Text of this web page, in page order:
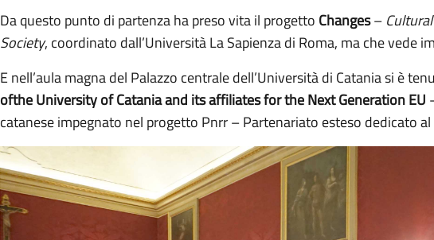
Da questo punto di partenza ha preso vita il progetto Changes–
Society, coordinato dall’Università La Sapienza di Roma, ma che vede
E nell’aula magna del Palazzo centrale dell’Università di Catania si è
ofthe University of Catania and its affiliates for the Next Generation EU
catanese impegnato nel progetto Pnrr – Partenariato esteso dedicato